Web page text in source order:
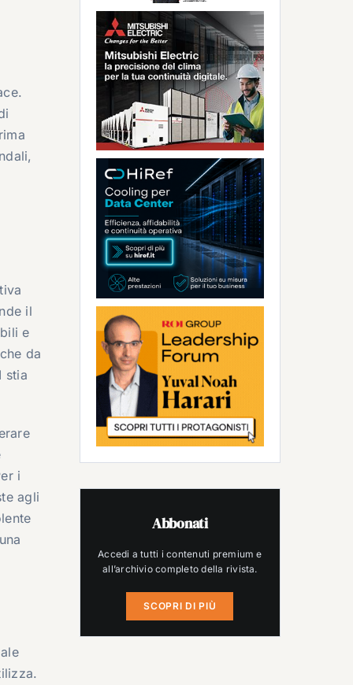
il
e
da
stia
i
agli
Abbonati
Accedi a tutti i contenuti premium e
all’archivio completo della rivista.
SCOPRI DI PIÙ